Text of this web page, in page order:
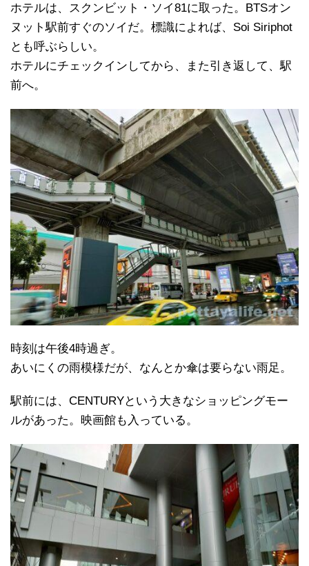
ホテルは、スクンビット・ソイ81に取った。BTSオン
ヌット駅前すぐのソイだ。標識によれば、Soi Siriphot
とも呼ぶらしい。
ホテルにチェックインしてから、また引き返して、駅
前へ。
時刻は午後4時過ぎ。
あいにくの雨模様だが、なんとか傘は要らない雨足。
駅前には、CENTURYという大きなショッピングモー
ルがあった。映画館も入っている。